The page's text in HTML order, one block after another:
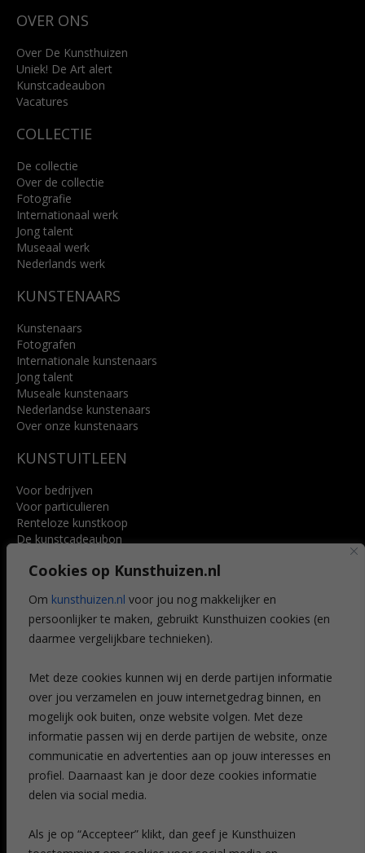
Cookies op Kunsthuizen.nl
Om kunsthuizen.nl voor jou nog makkelijker en
persoonlijker te maken, gebruikt Kunsthuizen cookies (en
daarmee vergelijkbare technieken).
Met deze cookies kunnen wij en derde partijen informatie
over jou verzamelen en jouw internetgedrag binnen, en
mogelijk ook buiten, onze website volgen. Met deze
informatie passen wij en derde partijen de website, onze
communicatie en advertenties aan op jouw interesses en
profiel. Daarnaast kan je door deze cookies informatie
delen via social media.
Als je op “Accepteer” klikt, dan geef je Kunsthuizen
4818 SB Breda
info@kunsthuisbreda.nl
Lees meer
OVER ONS
Over De Kunsthuizen
Uniek! De Art alert
Kunstcadeaubon
Vacatures
COLLECTIE
De collectie
Over de collectie
Fotografie
Internationaal werk
Jong talent
Museaal werk
Nederlands werk
KUNSTENAARS
Kunstenaars
Fotografen
Internationale kunstenaars
Jong talent
Museale kunstenaars
Nederlandse kunstenaars
Over onze kunstenaars
KUNSTUITLEEN
Voor bedrijven
Voor particulieren
Renteloze kunstkoop
De kunstcadeaubon
Voordelen
Veelgestelde vragen
CONTACT
Leiden
Amsterdam
Breda
Favorieten
Mijn art alert
NIEUWSBRIEF